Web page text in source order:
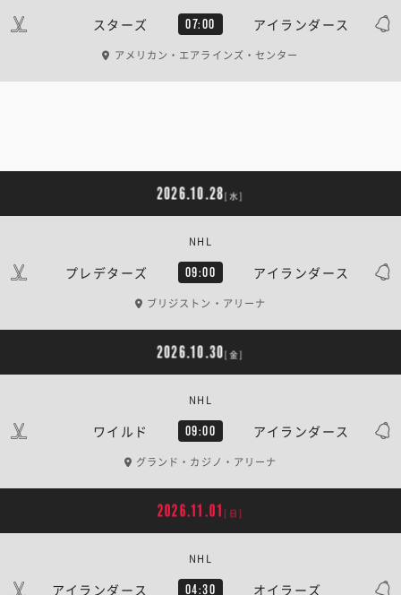
スターズ 07:00 アイランダース
アメリカン・エアラインズ・センター
2026.10.28[水]
プレデターズ 09:00 アイランダース
NHL
ブリジストン・アリーナ
2026.10.30[金]
ワイルド 09:00 アイランダース
NHL
グランド・カジノ・アリーナ
2026.11.01 [日]
アイランダース 04:30 オイラーズ
NHL